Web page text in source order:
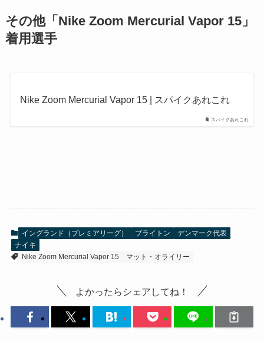
その他「 Nike Zoom Mercurial Vapor 15」
着用選手
スパイクあれこれ
Nike Zoom Mercurial Vapor 15 | スパイクあれこれ
イングランド（プレミアリーグ） ブライトン
デンマーク代表
ナイキ
Nike Zoom Mercurial Vapor 15
マット・オライリー
よかったらシェアしてね！